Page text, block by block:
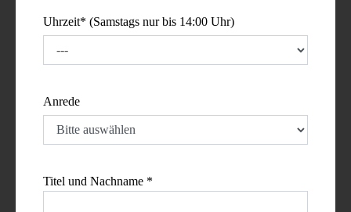
Uhrzeit* (Samstags nur bis 14:00 Uhr)
Anrede
Titel und Nachname *